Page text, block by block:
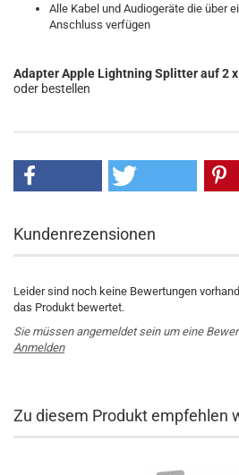
Alle Kabel und Audiogeräte die über
Anschluss verfügen
Adapter Apple Lightning Splitterauf 2
oder bestellen
Kundenrezensionen
Leider sind noch keine Bewertungen
das Produkt bewertet.
Sie müssen angemeldet sein um eine
Anmelden
Zu diesem Produkt empfehlen